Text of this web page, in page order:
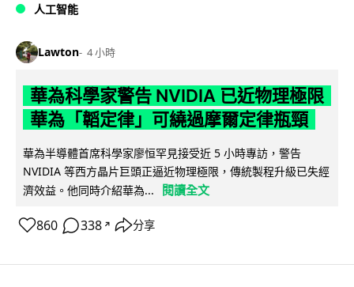
人工智能
Lawton 4 小時
華為科學家警告 NVIDIA 已近物理極限
華為「韜定律」可繞過摩爾定律瓶頸
華為半導體首席科學家廖恒罕見接受近 5 小時專訪，警告
NVIDIA 等西方晶片巨頭正逼近物理極限，傳統製程升級已失經
濟效益。他同時介紹華為...
閱讀全文
860 338 ↗ 分享